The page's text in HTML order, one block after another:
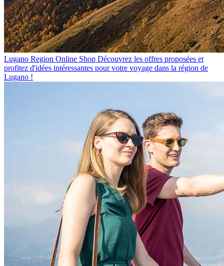
Lugano Region Online Shop Découvrez les offres proposées et
profitez d'idées intéressantes pour votre voyage dans la région de
Lugano !